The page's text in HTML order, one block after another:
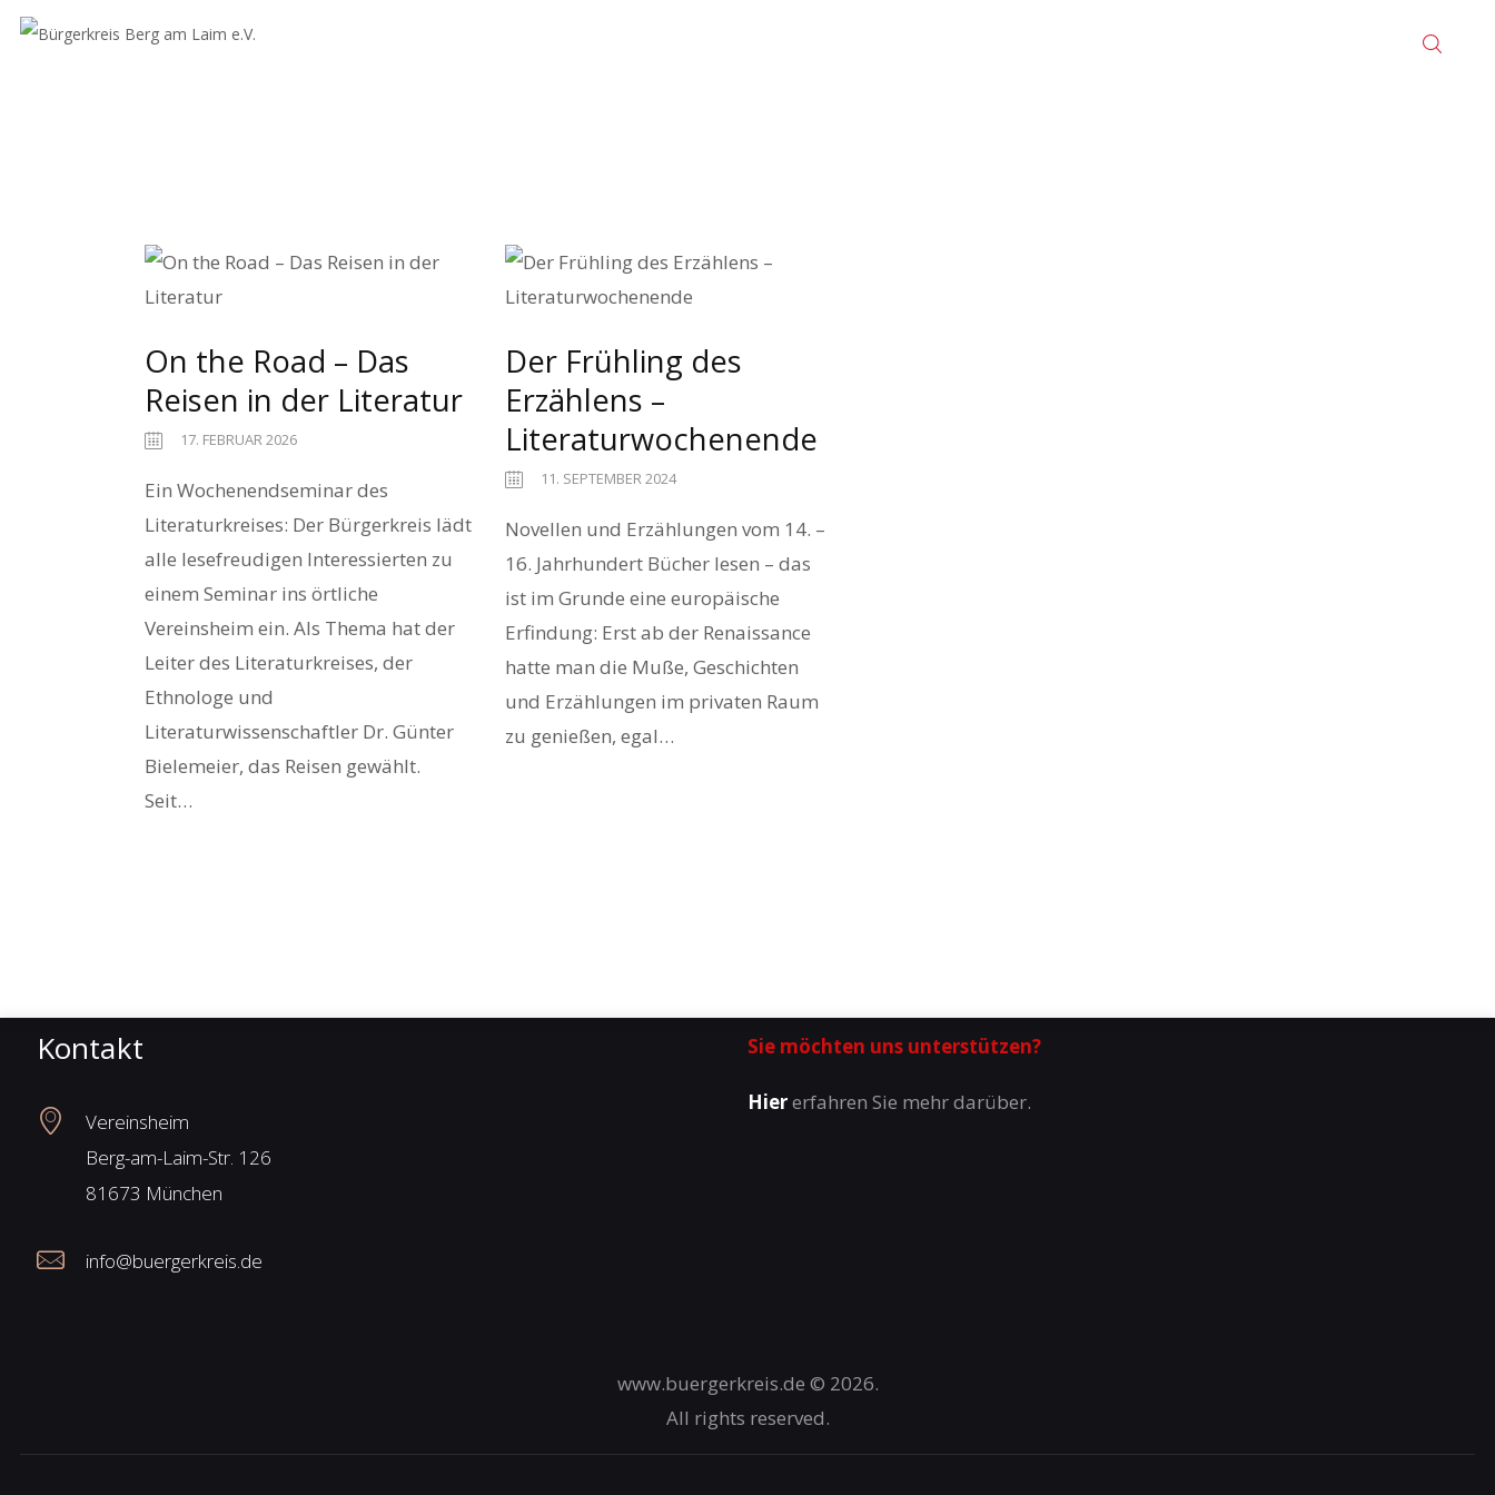
Impressum
On the Road – Das
Reisen in der Literatur
17. FEBRUAR 2026
Ein Wochenendseminar des
Literaturkreises: Der Bürgerkreis lädt
alle lesefreudigen Interessierten zu
einem Seminar ins örtliche
Vereinsheim ein. Als Thema hat der
Leiter des Literaturkreises, der
Ethnologe und
Literaturwissenschaftler Dr. Günter
Bielemeier, das Reisen gewählt.
Seit…
Der Frühling des
Erzählens –
Literaturwochenende
11. SEPTEMBER 2024
Novellen und Erzählungen vom 14. –
16. Jahrhundert Bücher lesen – das
ist im Grunde eine europäische
Erfindung: Erst ab der Renaissance
hatte man die Muße, Geschichten
und Erzählungen im privaten Raum
zu genießen, egal…
Kontakt
Vereinsheim
Berg-am-Laim-Str. 126
81673 München
info@buergerkreis.de
Sie möchten uns unterstützen?
Hiererfahren Sie mehr darüber.
www.buergerkreis.de © 2026.
All rights reserved.